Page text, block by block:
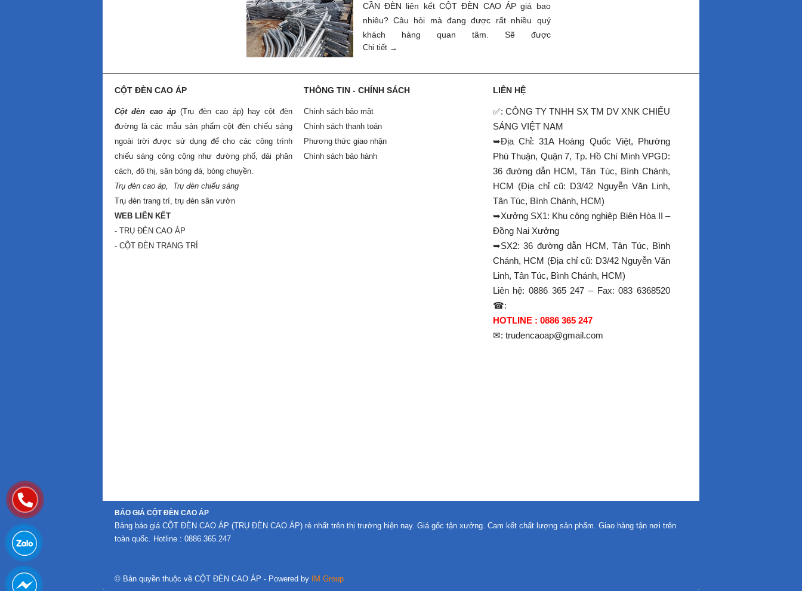
BÁO GIÁ CỘT ĐÈN CAO ÁP
Bảng báo giá CỘT ĐÈN CAO ÁP (TRỤ ĐÈN CAO ÁP) rẻ nhất trên thị trường hiện nay. Giá gốc tận xưởng. Cam kết chất lượng sản phẩm. Giao hàng tận nơi trên
toàn quốc. Hotline : 0886.365.247
CẦN ĐÈN liên kết CỘT ĐÈN CAO ÁP giá bao
nhiêu? Câu hỏi mà đang được rất nhiều quý
khách hàng quan tâm. Sẽ được
cotdencaoap.com.vn tổng hợp bằng bài viết dưới
Chi tiết →
CỘT ĐÈN CAO ÁP
Cột đèn cao áp (Trụ đèn cao áp) hay cột đèn
đường là các mẫu sản phẩm cột đèn chiếu sáng
ngoài trời được sử dụng để cho các công trình
chiếu sáng công cộng như đường phố, dải phân
cách, đô thị, sân bóng đá, bóng chuyền.
Trụ đèn cao áp, Trụ đèn chiếu sáng
Trụ đèn trang trí, trụ đèn sân vườn
WEB LIÊN KẾT
- TRỤ ĐÈN CAO ÁP
- CỘT ĐÈN TRANG TRÍ
THÔNG TIN - CHÍNH SÁCH
Chính sách bảo mật
Chính sách thanh toán
Phương thức giao nhận
Chính sách bảo hành
LIÊN HỆ
✅: CÔNG TY TNHH SX TM DV XNK CHIẾU
SÁNG VIỆT NAM
➥Địa Chỉ: 31A Hoàng Quốc Việt, Phường
Phú Thuận, Quận 7, Tp. Hồ Chí Minh VPGD:
36 đường dẫn HCM, Tân Túc, Bình Chánh,
HCM (Địa chỉ cũ: D3/42 Nguyễn Văn Linh,
Tân Túc, Bình Chánh, HCM)
➥Xưởng SX1: Khu công nghiệp Biên Hòa II –
Đồng Nai Xưởng
➥SX2: 36 đường dẫn HCM, Tân Túc, Bình
Chánh, HCM (Địa chỉ cũ: D3/42 Nguyễn Văn
Linh, Tân Túc, Bình Chánh, HCM)
Liên hệ: 0886 365 247 – Fax: 083 6368520
☎:
HOTLINE : 0886 365 247
✉: trudencaoap@gmail.com
© Bản quyền thuộc về CỘT ĐÈN CAO ÁP - Powered by IM Group